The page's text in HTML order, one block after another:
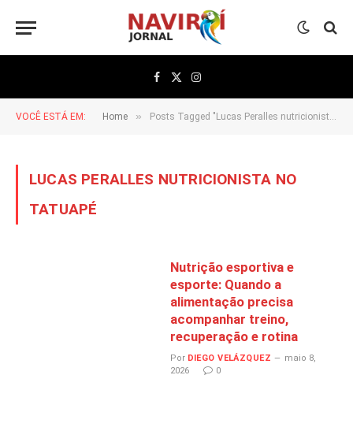
Facebook
X
(Twitter)
Instagram
VOCÊ ESTÁ EM: Home » Posts Tagged "Lucas Peralles nutricionista no Tatuapé"
LUCAS PERALLES NUTRICIONISTA NO
TATUAPÉ
Nutrição esportiva e
esporte: Quando a
alimentação precisa
acompanhar treino,
recuperação e rotina
Por DIEGO VELÁZQUEZ
maio 8,
2026
0